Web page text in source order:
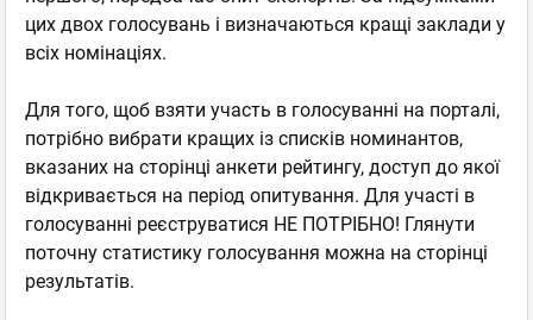
цих двох голосувань і визначаються кращі заклади у
всіх номінаціях.
Для того, щоб взяти участь в голосуванні на порталі,
потрібно вибрати кращих із списків номинантов,
вказаних на сторінці анкети рейтингу, доступ до якої
відкривається на період опитування. Для участі в
голосуванні реєструватися НЕ ПОТРІБНО! Глянути
поточну статистику голосування можна на сторінці
результатів.